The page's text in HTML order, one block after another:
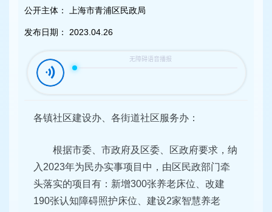
公开主体： 上海市青浦区民政局
发布日期： 2023.04.26
各镇社区建设办、各街道社区服务办：
根据市委、市政府及区委、区政府要求，纳
入2023年为民办实事项目中，由区民政部门牵
头落实的项目有：新增300张养老床位、改建
190张认知障碍照护床位、建设2家智慧养老